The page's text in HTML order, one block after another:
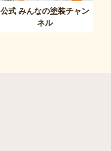
公式 みんなの塗装チャン
ネル